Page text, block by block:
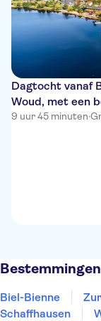
Dagtocht vanaf
Woud, met een
Titiseemeer en
9 uur 45 minuten·
Biel-Bienne
Schaffhausen